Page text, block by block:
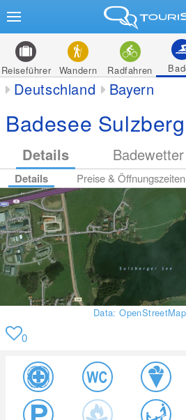
Reiseführer Wandern Radfahren
Deutschland Bayern
Badesee
Details Badewetter
Details Preise & Öffnungszeiten
Data: OpenStreetMap
0